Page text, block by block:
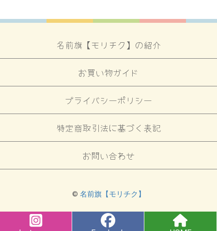
名前旗【モリチク】の紹介
お買い物ガイド
プライバシーポリシー
特定商取引法に基づく表記
お問い合わせ
© 名前旗【モリチク】